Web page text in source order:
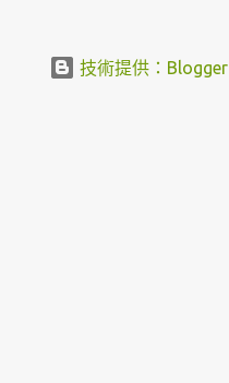
技術提供：Blogger